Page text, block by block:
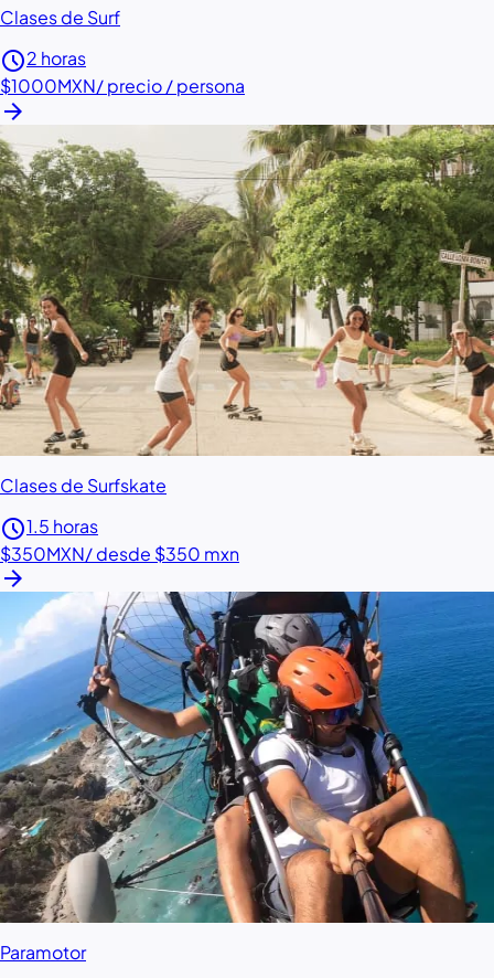
Clases de Surf
schedule2 horas
$1000MXN/ precio / persona
arrow_forward
Clases de Surfskate
schedule1.5 horas
$350MXN/ desde $350 mxn
arrow_forward
Paramotor